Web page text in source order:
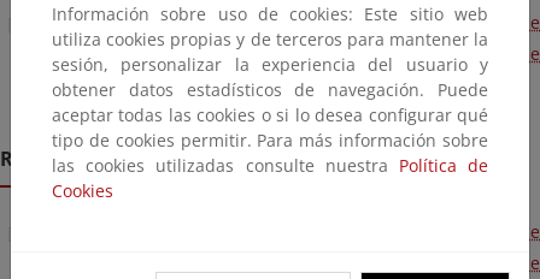
Resolución de 18 de septiembre de 2024, de la Secretaría de
Estado de Energía, por la que se convoca la provisión de
puesto de trabajo por el sistema de libre designación.
Resolución
Resolución de 7 de noviembre de 2024, de la Secretaría de
Estado de Energía, por la que se resuelve la convocatoria de
Información sobre uso de cookies: Este sitio web
utiliza cookies propias y de terceros para mantener la
sesión, personalizar la experiencia del usuario y
obtener datos estadísticos de navegación. Puede
aceptar todas las cookies o si lo desea configurar qué
tipo de cookies permitir. Para más información sobre
las cookies utilizadas consulte nuestra Política de
Cookies